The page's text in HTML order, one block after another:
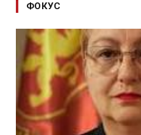
ФОКУС